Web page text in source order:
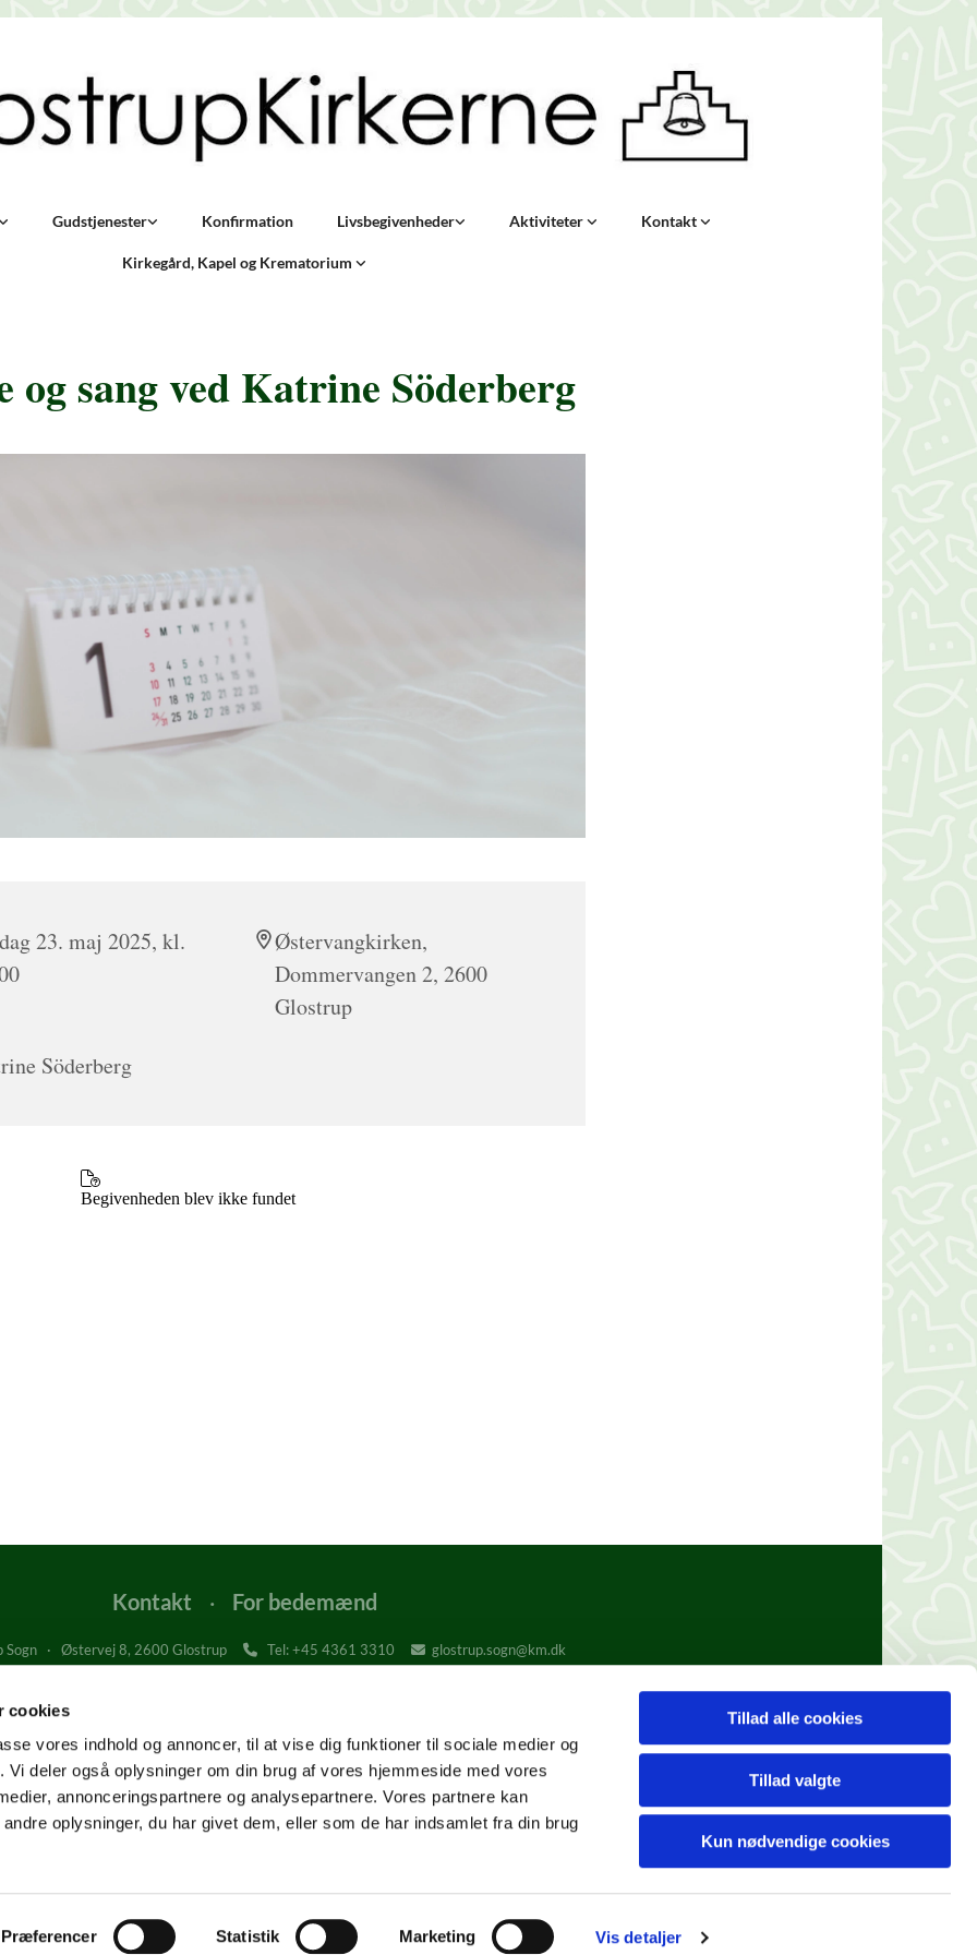
cookies
vores indhold og annoncer, til at vise dig funktioner til sociale medier og
deler også oplysninger om din brug af vores hjemmeside med vores
annonceringspartnere og analysepartnere. Vores partnere kan
oplysninger, du har givet dem, eller som de har indsamlet fra din brug
Præferencer Statistik Marketing Vis detaljer
Tillad alle cookies
Tillad valgte
Kun nødvendige cookies
Gudstjenester Konfirmation Livsbegivenheder Aktiviteter Kontakt
Kirkegård, Kapel og Krematorium
og sang ved Katrine Söderberg
23. maj 2025, kl.
Østervangkirken,
Dommervangen 2, 2600
Glostrup
Söderberg
Kontakt · For bedemænd
· Østervej 8, 2600 Glostrup  Tel: +45 4361 3310  glostrup.sogn@km.dk
Glostrup Kirke, Kirkepladsen 1, 2600 Glostrup
Glostrup Krematorium og Kapel, Gl. Landevej 1, 2600 Glostrup
Tilgængelighedserklæring